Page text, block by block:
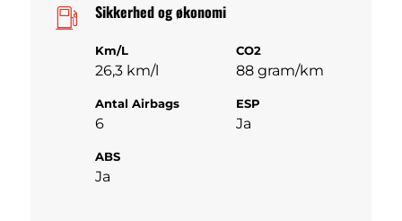
Sikkerhed og økonomi
Km/L
26,3 km/l
CO2
88 gram/km
Antal Airbags
6
ESP
Ja
ABS
Ja